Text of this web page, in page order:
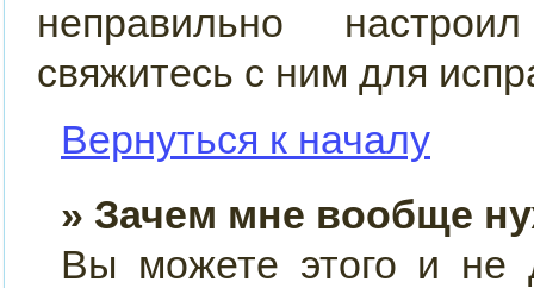
неправильно
свяжитесь с ним для
Вернуться к началу
» Зачем мне вообще
Вы можете этого и не